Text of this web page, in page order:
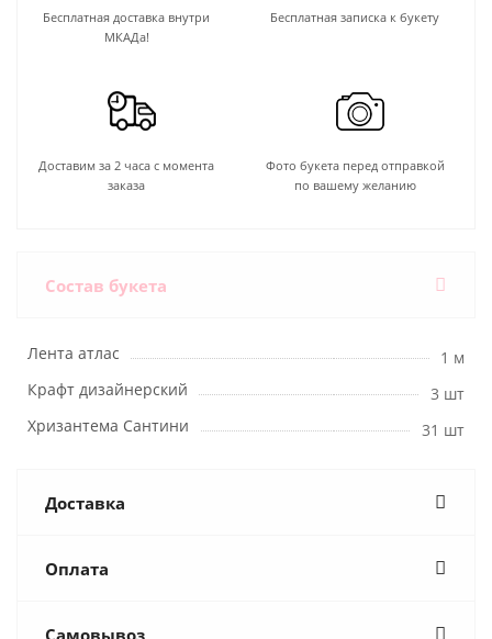
Бесплатная доставка внутри
МКАДа!
Бесплатная записка к букету
Доставим за 2 часа с момента
заказа
Фото букета перед отправкой
по вашему желанию
Состав букета
Лента атлас
1 м
Крафт дизайнерский
3 шт
Хризантема Сантини
31 шт
Доставка
Оплата
Самовывоз